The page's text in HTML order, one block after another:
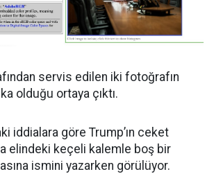
servis edilen iki fotoğrafın
olduğu ortaya çıktı.
iddialara göre Trump’ın ceket
elindeki keçeli kalemle boş bir
ismini yazarken görülüyor.